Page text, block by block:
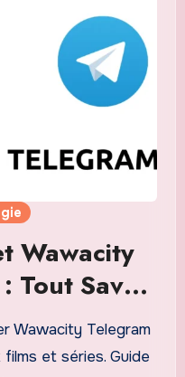
Wawacity
Tout Savoir
Contenus
Sécurité
Wawacity Telegram
et séries. Guide